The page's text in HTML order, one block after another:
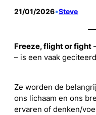
21/01/2026•Steve
Freeze, flight or fight
– is een vaak
Ze worden de
ons lichaam en ons
ervaren of denken/